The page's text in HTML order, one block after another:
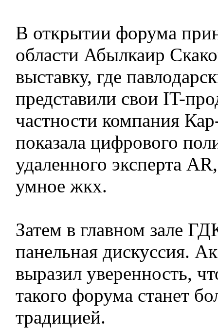
В открытии форума
области Абылкаир
выставку, где
представили свои IT-
частности компания
показала цифрового
удаленного эксперта
умное жкх.
Затем в главном зале
панельная дискуссия.
выразил уверенность,
такого форума станет
традицией.